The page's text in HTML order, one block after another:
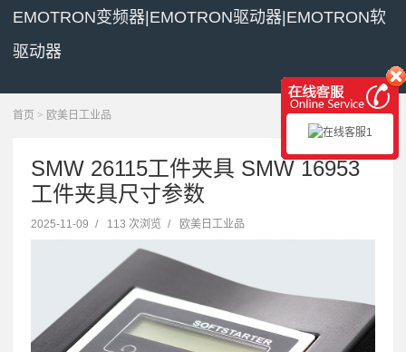
EMOTRON变频器|EMOTRON驱动器|EMOTRON软
驱动器
展开菜单
首页 > 欧美日工业品
SMW 26115工件夹具 SMW 16953
工件夹具尺寸参数
2025-11-09 / 113 次浏览 / 欧美日工业品